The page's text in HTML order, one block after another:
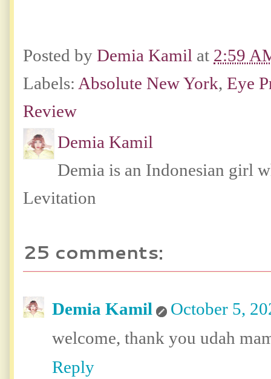
Posted by Demia Kamil at 2:59
Labels: Absolute New York, Eye
Review
Demia Kamil
Demia is an Indonesian girl
Levitation
25 comments:
Demia Kamil
October 5,
welcome, thank you udah
Reply